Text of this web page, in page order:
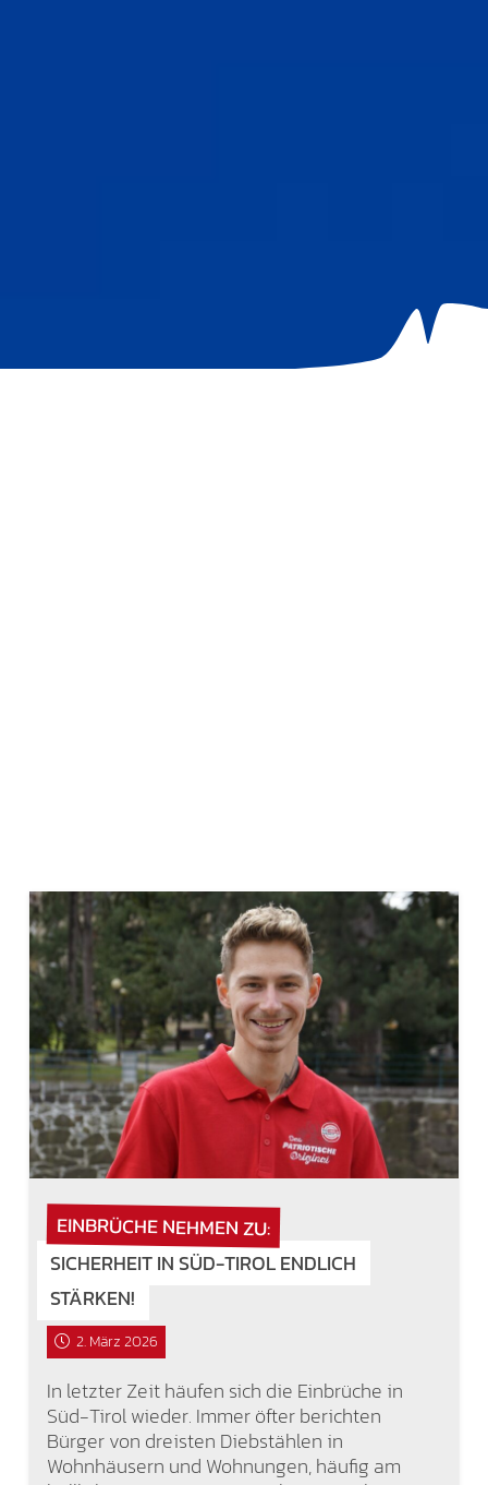
EINBRÜCHE NEHMEN ZU:
SICHERHEIT IN SÜD-TIROL ENDLICH
STÄRKEN!
2. März 2026
In letzter Zeit häufen sich die Einbrüche in
Süd-Tirol wieder. Immer öfter berichten
Bürger von dreisten Diebstählen in
Wohnhäusern und Wohnungen, häufig am